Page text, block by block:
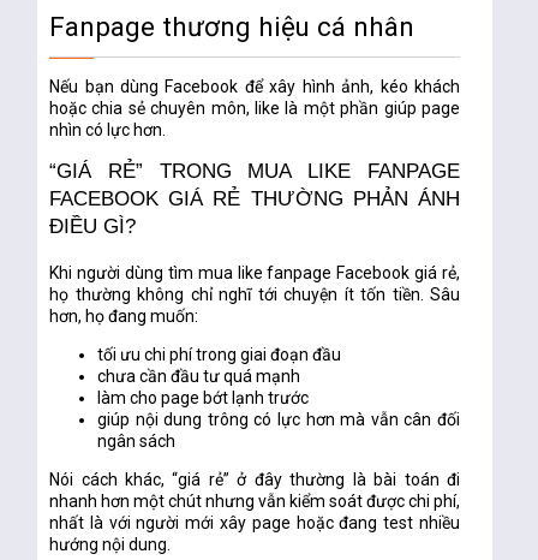
Fanpage thương hiệu cá nhân
Nếu bạn dùng Facebook để xây hình ảnh, kéo khách
hoặc chia sẻ chuyên môn, like là một phần giúp page
nhìn có lực hơn.
“GIÁ RẺ” TRONG MUA LIKE FANPAGE
FACEBOOK GIÁ RẺ THƯỜNG PHẢN ÁNH
ĐIỀU GÌ?
Khi người dùng tìm mua like fanpage Facebook giá rẻ,
họ thường không chỉ nghĩ tới chuyện ít tốn tiền. Sâu
hơn, họ đang muốn:
tối ưu chi phí trong giai đoạn đầu
chưa cần đầu tư quá mạnh
làm cho page bớt lạnh trước
giúp nội dung trông có lực hơn mà vẫn cân đối
ngân sách
Nói cách khác, “giá rẻ” ở đây thường là bài toán đi
nhanh hơn một chút nhưng vẫn kiểm soát được chi phí,
nhất là với người mới xây page hoặc đang test nhiều
hướng nội dung.